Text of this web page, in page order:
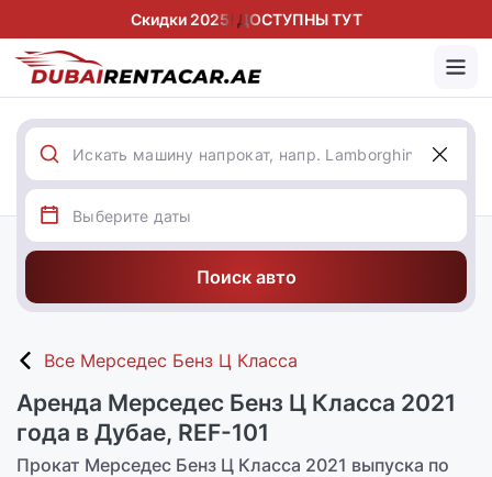
Скидки 2025! ДОСТУПНЫ ТУТ
Поиск авто
Все Мерседес Бенз Ц Класса
Аренда Мерседес Бенз Ц Класса 2021
года в Дубае, REF-101
Прокат Мерседес Бенз Ц Класса 2021 выпуска по